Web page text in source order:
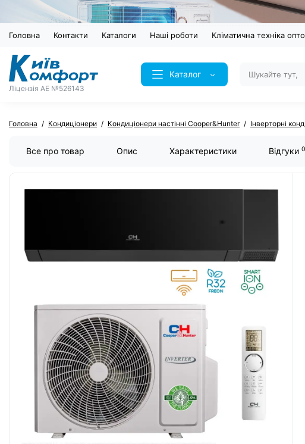
Головна Контакти Каталоги Наші роботи Кліматична техніка
Ліцензія AE №526143
Каталог
Головна Кондиціонери Кондиціонери настінні Cooper&Hunter Інверторні
Все про товар Опис Характеристики Відгуки 0